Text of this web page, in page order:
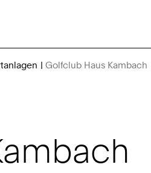
Golfclub Haus Kambach